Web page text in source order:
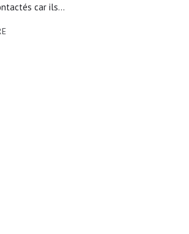
car ils...